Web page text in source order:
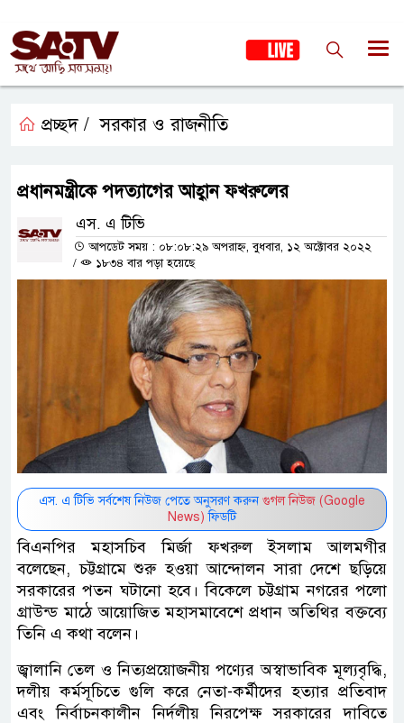
প্রচ্ছদ / সরকার ও রাজনীতি
প্রধানমন্ত্রীকে পদত্যাগের আহ্বান ফখরুলের
এস. এ টিভি
আপডেট সময় : ০৮:০৮:২৯ অপরাহ্ন, বুধবার, ১২ অক্টোবর ২০২২
/
১৮৩৪ বার পড়া হয়েছে
এস. এ টিভি সর্বশেষ নিউজ পেতে অনুসরণ করুন গুগল নিউজ (Google
News) ফিডটি
বিএনপির মহাসচিব মির্জা ফখরুল ইসলাম আলমগীর
বলেছেন, চট্টগ্রামে শুরু হওয়া আন্দোলন সারা দেশে ছড়িয়ে
সরকারের পতন ঘটানো হবে। বিকেলে চট্টগ্রাম নগরের পলো
গ্রাউন্ড মাঠে আয়োজিত মহাসমাবেশে প্রধান অতিথির বক্তব্যে
তিনি এ কথা বলেন।
জ্বালানি তেল ও নিত্যপ্রয়োজনীয় পণ্যের অস্বাভাবিক মূল্যবৃদ্ধি,
দলীয় কর্মসূচিতে গুলি করে নেতা-কর্মীদের হত্যার প্রতিবাদ
এবং নির্বাচনকালীন নির্দলীয় নিরপেক্ষ সরকারের দাবিতে